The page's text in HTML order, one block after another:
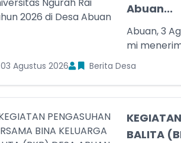
Abuan...
Abuan, 3
mi
03 Agustus 2026 Berita Desa
BALITA
Belum Rekam Kehadiran